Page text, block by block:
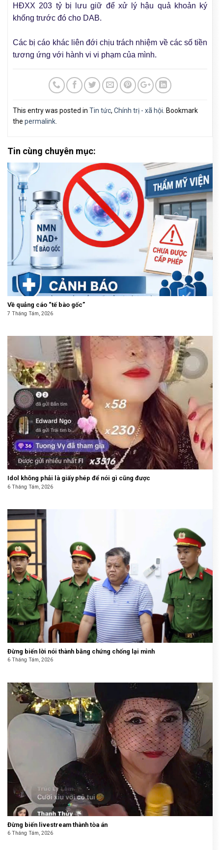
HĐXX 203 tỷ bị lưu giữ để xử lý hậu quả khoản ký
khống trước đó cho DAB.
Các bị cáo khác liên đới chịu trách nhiệm về các số tiền
tương ứng với hành vi vi phạm của mình.
This entry was posted in Tin tức, Chính trị - xã hội . Bookmark
the permalink
Tin cùng chuyên mục:
Về quảng cáo “tế bào gốc”
7 Tháng Tám, 2026
Idol không phải là giấy phép để nói gì cũng được
6 Tháng Tám, 2026
Đừng biến lời nói thành bằng chứng chống lại mình
6 Tháng Tám, 2026
Đừng biến livestream thành tòa án
6 Tháng Tám, 2026